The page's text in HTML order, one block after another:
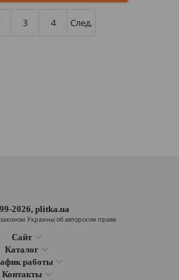
3 4 След.
2026, plitka.ua
Украины об авторском праве
Сайт
Каталог
работы
Контакты